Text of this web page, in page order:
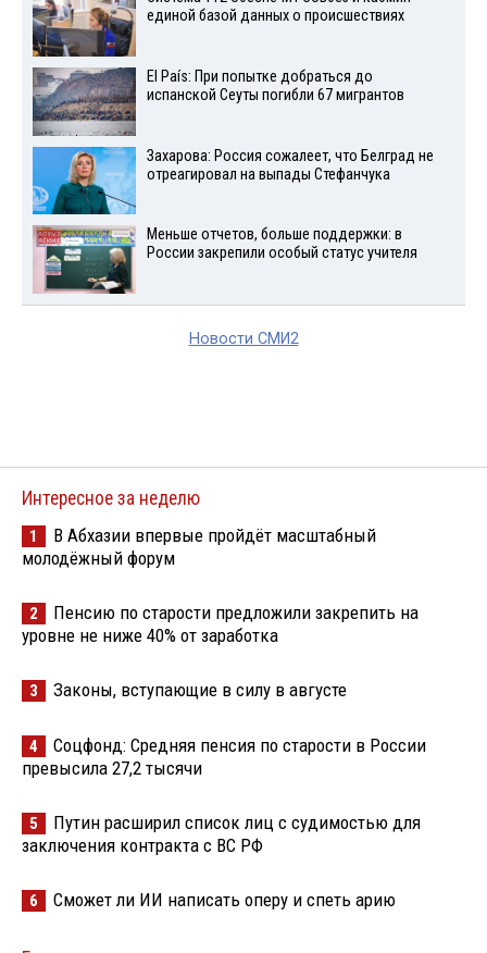
единой базой данных о происшествиях
El País: При попытке добраться до
испанской Сеуты погибли 67 мигрантов
Захарова: Россия сожалеет, что Белград не
отреагировал на выпады Стефанчука
Меньше отчетов, больше поддержки: в
России закрепили особый статус учителя
Новости СМИ2
Интересное за неделю
1
В Абхазии впервые пройдёт масштабный
молодёжный форум
2
Пенсию по старости предложили закрепить на
уровне не ниже 40% от заработка
3 Законы, вступающие в силу в августе
4
Соцфонд: Средняя пенсия по старости в России
превысила 27,2 тысячи
5
Путин расширил список лиц с судимостью для
заключения контракта с ВС РФ
6 Сможет ли ИИ написать оперу и спеть арию